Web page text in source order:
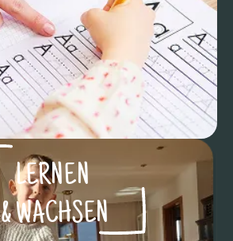
LERNEN ​
& WACHSEN​